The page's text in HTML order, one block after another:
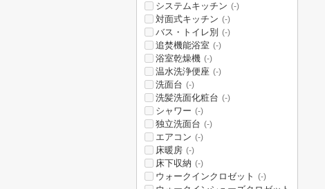
システムキッチン (-)
対面式キッチン (-)
バス・トイレ別 (-)
追焚機能浴室 (-)
浴室乾燥機 (-)
温水洗浄便座 (-)
洗面台 (-)
洗髪洗面化粧台 (-)
シャワー (-)
独立洗面台 (-)
エアコン (-)
床暖房 (-)
床下収納 (-)
ウォークインクロゼット (-)